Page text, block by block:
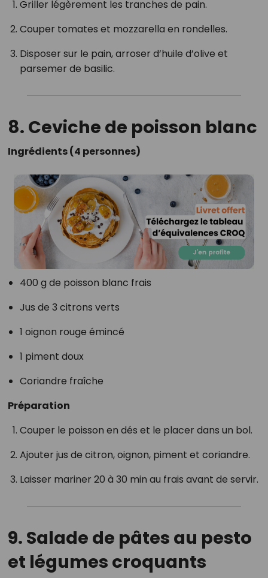
Griller légèrement les tranches de pain.
Couper tomates et mozzarella en rondelles.
Disposer sur le pain, arroser d’huile d’olive et
parsemer de basilic.
8. Ceviche de poisson blanc
Ingrédients (4 personnes)
400 g de poisson blanc frais
Jus de 3 citrons verts
1 oignon rouge émincé
1 piment doux
Coriandre fraîche
Préparation
Couper le poisson en dés et le placer dans un bol.
Ajouter jus de citron, oignon, piment et coriandre.
Laisser mariner 20 à 30 min au frais avant de servir.
9. Salade de pâtes au pesto
et légumes croquants